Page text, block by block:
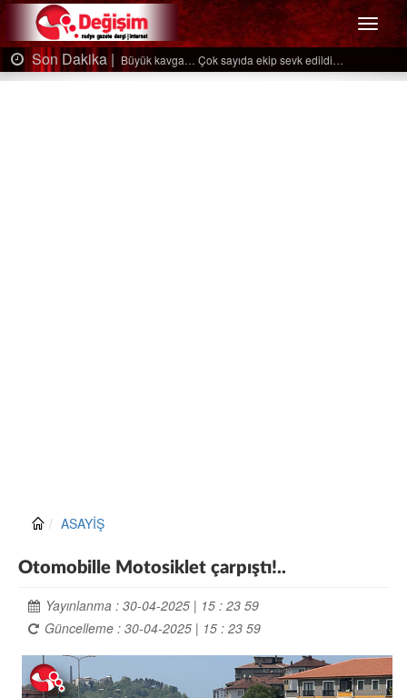
Menü
ekip sevk edildi… Son Dakika |Ağaçtan düştü…
ASAYİŞ
Otomobille Motosiklet çarpıştı!..
Yayınlanma : 30-04-2025 | 15 : 23 59
Güncelleme : 30-04-2025 | 15 : 23 59